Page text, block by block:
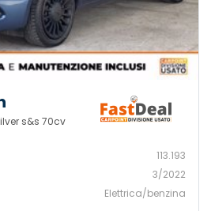
s&s 70cv
113.193
3/2022
Elettrica/benzina